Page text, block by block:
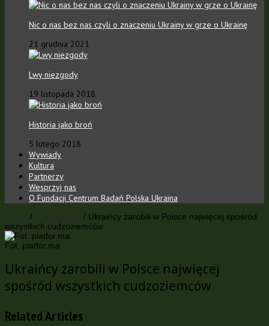
Nic o nas bez nas czyli o znaczeniu Ukrainy w grze o Ukrainę
21 grudnia 2021
Lwy niezgody
19 listopada 2018
Historia jako broń
5 lutego 2018
Wywiady
Kultura
Partnerzy
Wesprzyj nas
O Fundacji Centrum Badań Polska Ukraina
/ / Ukraińcy zarobili w Polsce najwięcej spośród
wszystkich cudzoziemców
Fot. platfor.ma
Ukraińcy zarobili w Polsce najwięcej
spośród wszystkich cudzoziemców
Related Articles